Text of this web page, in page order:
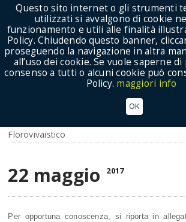
Show Menu
Ambiente su commercializzazione
Florovivaistico
22 maggio 2017
Per opportuna conoscenza, si riporta in
Questo sito internet o gli strumenti
utilizzati si avvalgono di cookie
funzionamento e utili alle finalità
Policy. Chiudendo questo banner,
proseguendo la navigazione in altra
all’uso dei cookie. Se vuole saperne
consenso a tutti o alcuni cookie può
Policy. maggiori info
OK